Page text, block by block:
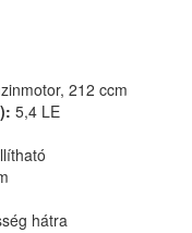
212 ccm
5,4 LE
hátra